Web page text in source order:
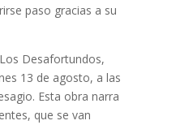
paso gracias a su
Desafortundos,
13 de agosto, a las
Esta obra narra
que se van